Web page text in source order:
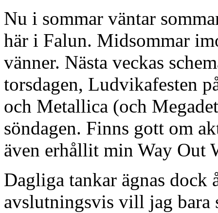
Nu i sommar väntar
här i Falun. Midsommar
vänner. Nästa veckas
torsdagen, Ludvikafesten
och Metallica (och
söndagen. Finns gott om
även erhållit min Way Out
Dagliga tankar ägnas
avslutningsvis vill jag bara